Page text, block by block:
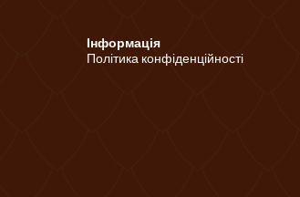
Інформація
Політика конфіденційності